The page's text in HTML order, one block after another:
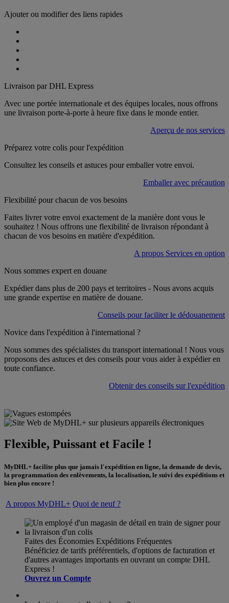
Ajouter ou modifier des liens rapides
Livraison par DHL Express
Avec une portée internationale et des équipes locales, nous offrons
une livraison porte-à-porte à heure fixe dans le monde entier.
Aperçu de nos services
Préparez votre colis pour l'expédition
Consultez les conseils et astuces pour emballer votre envoi.
Emballer avec précaution
Flexibilité pour chacun de vos besoins
Faites livrer votre envoi exactement de la manière dont vous le
souhaitez ! Nous offrons une flexibilité de livraison répondant à
chacun de vos besoins en matière d'expédition.
A propos Services en option
Nous sommes expert en douane
Expédier dans plus de 200 pays et territoires - Nous avons acquis
une grande expertise en matière de douane.
Conseils pour faciliter le dédouanement
Novice dans l'expédition à l'international ?
Nous sommes des spécialistes du transport international ! Nous vous
proposons des astuces et des conseils pour vous aider à expédier en
toute confiance.
Obtenir des conseils sur l'expédition
Flexible, Puissant et Facile !
MyDHL+ facilite plus que jamais l'expédition en ligne, la demande de devis,
la programmation des enlèvements, la localisation, le suivi des expéditions et
bien plus encore !
A propos MyDHL+ Quoi de neuf ?
Faites des Économies Expéditions Fréquentes
Bénéficiez de tarifs préférentiels, d'options de facturation et
d'autres avantages importants en ouvrant un compte DHL
Express !
Ouvrez un Compte